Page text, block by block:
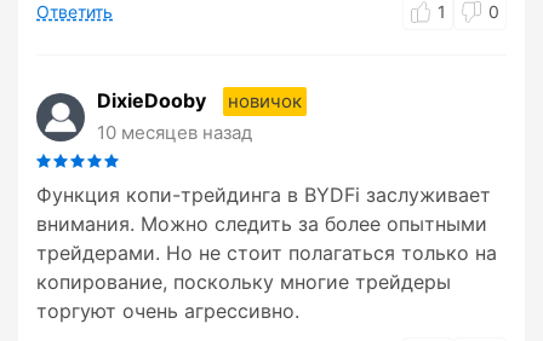
Ответить 1 0
DixieDooby
новичок
10 месяцев назад
Функция копи-трейдинга в BYDFi заслуживает
внимания. Можно следить за более опытными
трейдерами. Но не стоит полагаться только на
копирование, поскольку многие трейдеры
торгуют очень агрессивно.